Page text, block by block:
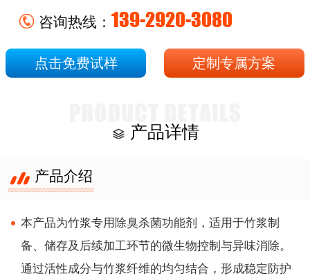
咨询热线： 139-2920-3080
点击免费试样 定制专属方案
产品详情
产品介绍
本产品为竹浆专用除臭杀菌功能剂，适用于竹浆制
备、储存及后续加工环节的微生物控制与异味消除。
通过活性成分与竹浆纤维的均匀结合，形成稳定防护